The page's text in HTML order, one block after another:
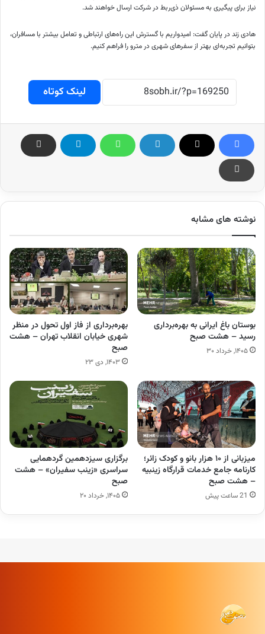
نیاز برای پیگیری به مسئولان ذی‌ربط در شرکت ارسال خواهند شد.
هادی زند در پایان گفت: امیدواریم با گسترش این راه‌های ارتباطی و تعامل بیشتر با مسافران،
بتوانیم تجربه‌ای بهتر از سفرهای شهری در مترو را فراهم کنیم.
لینک کوتاه
نوشته های مشابه
بوستان باغ ایرانی به بهره‌برداری
رسید – هشت صبح
۱۴۰۵, خرداد ۳۰
بهره‌برداری از فاز اول تحول در منظر
شهری خیابان انقلاب تهران – هشت
صبح
۱۴۰۳, دی ۲۳
میزبانی از ۱۰ هزار بانو و کودک زائر؛
کارنامه جامع خدمات قرارگاه زینبیه
– هشت صبح
21 ساعت پیش
برگزاری سیزدهمین گردهمایی
سراسری «زینب سفیران» – هشت
صبح
۱۴۰۵, خرداد ۲۰